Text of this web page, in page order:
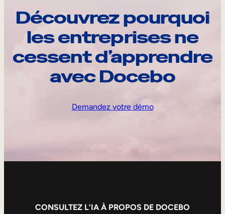
Découvrez pourquoi
les entreprises ne
cessent d’apprendre
avec Docebo
Demandez votre démo
CONSULTEZ L’IA À PROPOS DE DOCEBO